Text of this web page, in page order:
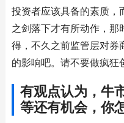
投资者应该具备的素质，
之剑落下才有所动作，那
得，不久之前监管层对券
的影响吧。请不要做疯狂
有观点认为，牛
等还有机会，你